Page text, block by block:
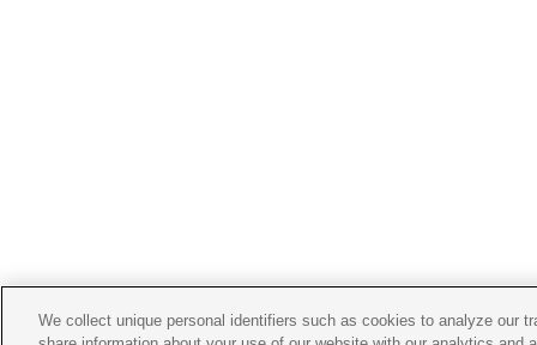
We collect unique personal identifiers such as cookies to analyze our